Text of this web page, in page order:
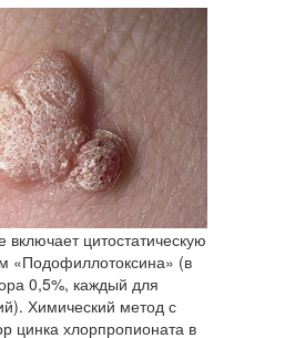
цитостатическую
«Подофиллотоксина» (в
0,5%, каждый для
Химический метод с
цинка хлорпропионата в